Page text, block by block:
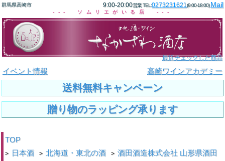
群馬県高崎市 9:00-20:00営業 TEL:0273231621(9:00-18:00)Mail
--- ソムリエがいる店 ---
最近チェックした商品
イベント情報 高崎ワインアカデミー
送料無料キャンペーン
贈り物のラッピング承ります
TOP
> 日本酒 > 北海道・東北の酒 > 酒田酒造株式会社 山形県酒田